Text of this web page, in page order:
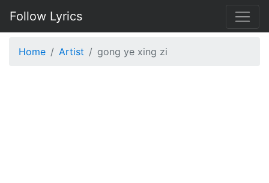
Follow Lyrics
Home Artist gong ye xing zi